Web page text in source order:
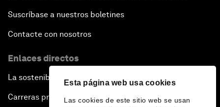
Esta página web usa cookies
Las cookies de este sitio web se usan
Suscríbase a nuestros boletines
Contacte con nosotros
Enlaces directos
La sostenibilidad en el Foro
Carreras profesionales